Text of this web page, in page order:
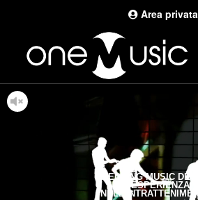
Area privata
WEDDING MUSIC
L'ESPERIENZA